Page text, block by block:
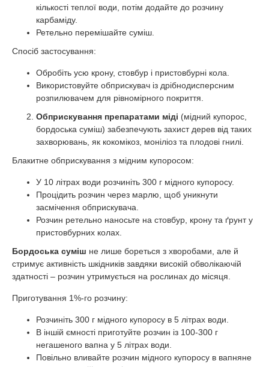
кількості теплої води, потім додайте до розчину
карбаміду.
Ретельно перемішайте суміш.
Спосіб застосування:
Обробіть усю крону, стовбур і пристовбурні кола.
Використовуйте обприскувач із дрібнодисперсним
розпилювачем для рівномірного покриття.
Обприскування препаратами міді (мідний купорос,
бордоська суміш) забезпечують захист дерев від таких
захворювань, як кокомікоз, моніліоз та плодові гнилі.
Блакитне обприскування з мідним купоросом:
У 10 літрах води розчиніть 300 г мідного купоросу.
Процідить розчин через марлю, щоб уникнути
засмічення обприскувача.
Розчин ретельно наносьте на стовбур, крону та ґрунт у
пристовбурних колах.
Бордоська суміш не лише бореться з хворобами, але й
стримує активність шкідників завдяки високій обволікаючій
здатності – розчин утримується на рослинах до місяця.
Приготування 1%-го розчину:
Розчиніть 300 г мідного купоросу в 5 літрах води.
В іншій ємності приготуйте розчин із 100-300 г
негашеного вапна у 5 літрах води.
Повільно вливайте розчин мідного купоросу в вапняне